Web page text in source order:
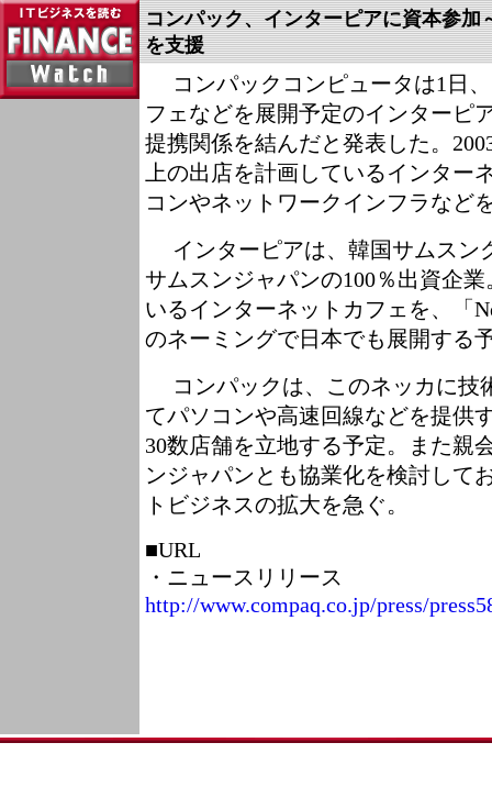
コンパック、インターピアに資本参加
を支援
コンパックコンピュータは1日
フェなどを展開予定のインターピ
提携関係を結んだと発表した。
上の出店を計画しているインター
コンやネットワークインフラなど
インターピアは、韓国サムスン
サムスンジャパンの100％出資企
いるインターネットカフェを、「
のネーミングで日本でも展開する
コンパックは、このネッカに技
てパソコンや高速回線などを提供
30数店舗を立地する予定。また親
ンジャパンとも協業化を検討して
トビジネスの拡大を急ぐ。
■URL
・ニュースリリース
http://www.compaq.co.jp/press/